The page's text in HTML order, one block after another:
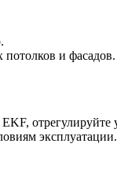
и фасадов.
отрегулируйте